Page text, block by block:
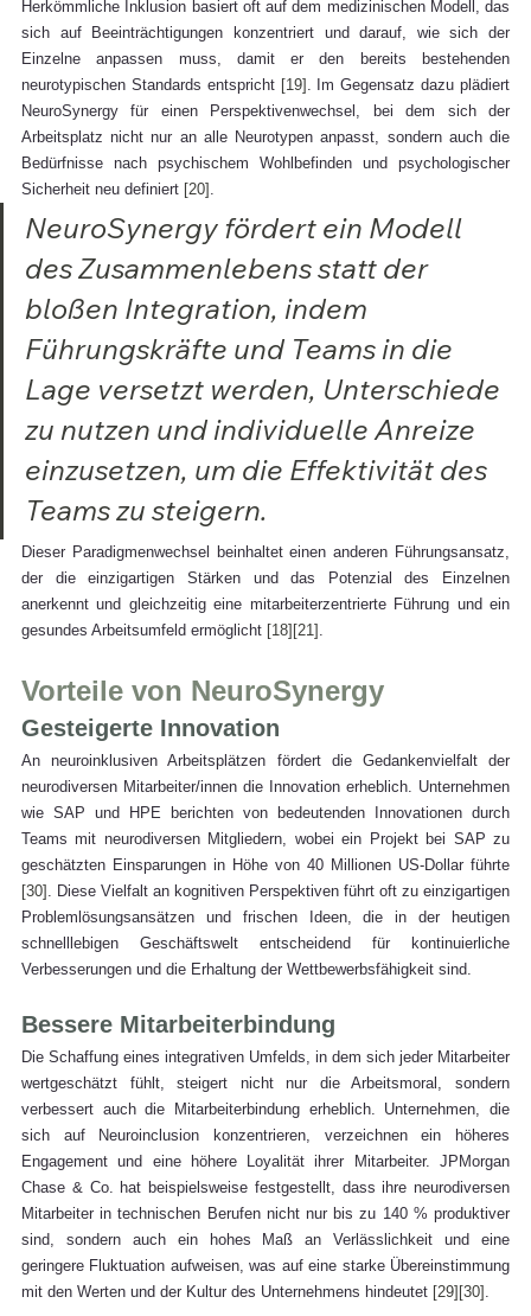
Herkömmliche Inklusion basiert oft auf dem medizinischen Modell, das
sich auf Beeinträchtigungen konzentriert und darauf, wie sich der
Einzelne anpassen muss, damit er den bereits bestehenden
neurotypischen Standards entspricht [19] . Im Gegensatz dazu plädiert
NeuroSynergy für einen Perspektivenwechsel, bei dem sich der
Arbeitsplatz nicht nur an alle Neurotypen anpasst, sondern auch die
Bedürfnisse nach psychischem Wohlbefinden und psychologischer
Sicherheit neu definiert [20] .
NeuroSynergy fördert ein Modell
des Zusammenlebens statt der
bloßen Integration, indem
Führungskräfte und Teams in die
Lage versetzt werden, Unterschiede
zu nutzen und individuelle Anreize
einzusetzen, um die Effektivität des
Teams zu steigern.
Dieser Paradigmenwechsel beinhaltet einen anderen Führungsansatz,
der die einzigartigen Stärken und das Potenzial des Einzelnen
anerkennt und gleichzeitig eine mitarbeiterzentrierte Führung und ein
gesundes Arbeitsumfeld ermöglicht [18] [21] .
Vorteile von NeuroSynergy
Gesteigerte Innovation
An neuroinklusiven Arbeitsplätzen fördert die Gedankenvielfalt der
neurodiversen Mitarbeiter/innen die Innovation erheblich. Unternehmen
wie SAP und HPE berichten von bedeutenden Innovationen durch
Teams mit neurodiversen Mitgliedern, wobei ein Projekt bei SAP zu
[30] . Diese Vielfalt an kognitiven Perspektiven führt oft zu einzigartigen
Problemlösungsansätzen und frischen Ideen, die in der heutigen
schnelllebigen Geschäftswelt entscheidend für kontinuierliche
Verbesserungen und die Erhaltung der Wettbewerbsfähigkeit sind.
Bessere Mitarbeiterbindung
Die Schaffung eines integrativen Umfelds, in dem sich jeder Mitarbeiter
wertgeschätzt fühlt, steigert nicht nur die Arbeitsmoral, sondern
verbessert auch die Mitarbeiterbindung erheblich. Unternehmen, die
sich auf Neuroinclusion konzentrieren, verzeichnen ein höheres
Engagement und eine höhere Loyalität ihrer Mitarbeiter. JPMorgan
Chase & Co. hat beispielsweise festgestellt, dass ihre neurodiversen
Mitarbeiter in technischen Berufen nicht nur bis zu 140 % produktiver
sind, sondern auch ein hohes Maß an Verlässlichkeit und eine
geringere Fluktuation aufweisen, was auf eine starke Übereinstimmung
mit den Werten und der Kultur des Unternehmens hindeutet [29] [30] .